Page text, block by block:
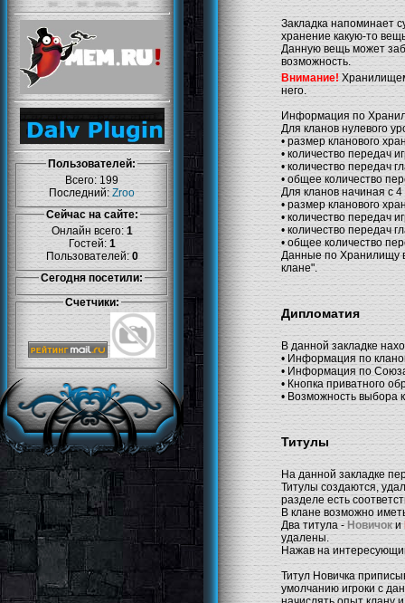
Пользователей:
Всего: 199
Последний:Zroo
Сейчас на сайте:
Онлайн всего:1
Гостей: 1
Пользователей:0
Сегодня посетили:
Счетчики:
Закладка напоминает
хранение какую-то
Данную вещь может
возможность.
Внимание!Хранилищем
него.
Информация по
Для кланов нулевого
• размер кланового
• количество передач
• количество передач
• общее количество
Для кланов начиная с
• размер кланового
• количество передач
• количество передач
• общее количество
Данные по Хранилищу
клане".
Дипломатия
В данной закладке
• Информация по
• Информация по
• Кнопка приватного
• Возможность выбора
Титулы
На данной закладке
Титулы создаются,
разделе есть
В клане возможно
Два титула - Новичоки
удалены.
Нажав на
Титул Новичка
умолчанию игроки с